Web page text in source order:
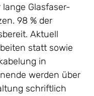
Glasfaser-
98 % der
Aktuell
statt sowie
in
werden über
schriftlich